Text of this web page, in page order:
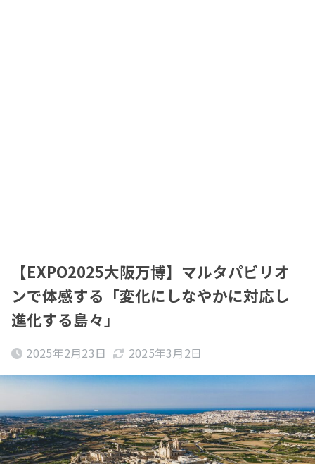
【EXPO2025大阪万博】マルタパビリオ
ンで体感する「変化にしなやかに対応し
進化する島々」
2025年2月23日 2025年3月2日